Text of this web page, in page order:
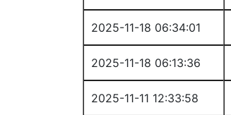
2025-11-18 06:34:01
2025-11-18 06:13:36
2025-11-11 12:33:58